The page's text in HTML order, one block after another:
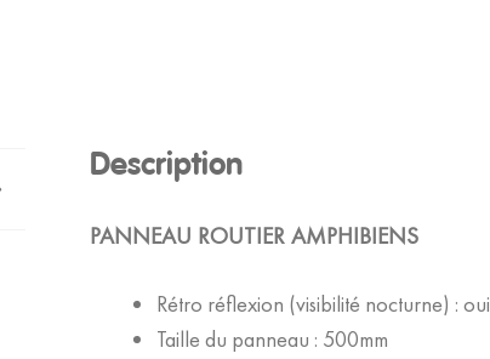
Description
PANNEAU ROUTIER AMPHIBIENS
Rétro réflexion (visibilité nocturne) : oui
Taille du panneau : 500mm